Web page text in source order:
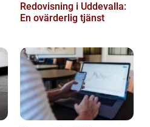
Redovisning i Uddevalla:
En ovärderlig tjänst